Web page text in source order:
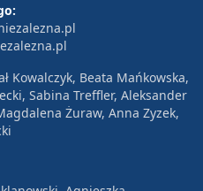
Kowalczyk, Beata Mańkowska,
Sabina Treffler, Aleksander
Żuraw, Anna Zyzek,